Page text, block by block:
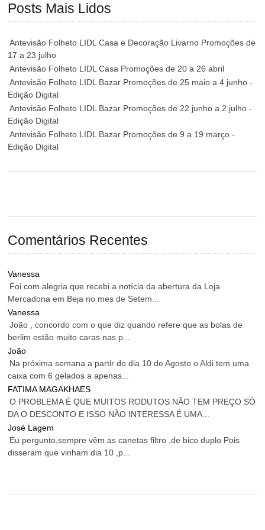
Posts Mais Lidos
Antevisão Folheto LIDL Casa e Decoração Livarno Promoções de
17 a 23 julho
Antevisão Folheto LIDL Casa Promoções de 20 a 26 abril
Antevisão Folheto LIDL Bazar Promoções de 25 maio a 4 junho -
Edição Digital
Antevisão Folheto LIDL Bazar Promoções de 22 junho a 2 julho -
Edição Digital
Antevisão Folheto LIDL Bazar Promoções de 9 a 19 março -
Edição Digital
Comentários Recentes
Vanessa
Foi com alegria que recebi a notícia da abertura da Loja
Mercadona em Beja no mes de Setem...
Vanessa
João , concordo com o que diz quando refere que as bolas de
berlim estão muito caras nas p...
João
Na próxima semana a partir do dia 10 de Agosto o Aldi tem uma
caixa com 6 gelados a apenas...
FATIMA MAGAKHAES
O PROBLEMA É QUE MUITOS RODUTOS NÃO TEM PREÇO SÓ
DA O DESCONTO E ISSO NÃO INTERESSA É UMA...
José Lagem
Eu pergunto,sempre vêm as canetas filtro ,de bico duplo Pois
disseram que vinham dia 10 ,p...